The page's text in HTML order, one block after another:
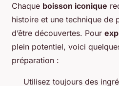
Chaque boisson iconique
histoire et une technique de
d’être découvertes. Pour
plein potentiel, voici
préparation :
Utilisez toujours des